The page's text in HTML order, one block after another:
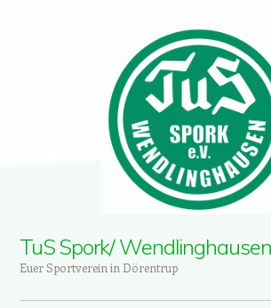
TuS Spork/ Wendlinghausen
Euer Sportverein in Dörentrup